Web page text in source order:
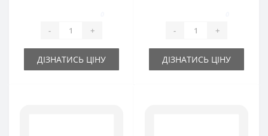
- +
ДІЗНАТИСЬ ЦІНУ
- +
ДІЗНАТИСЬ ЦІНУ